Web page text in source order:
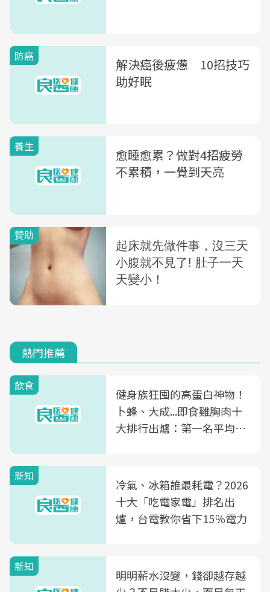
防癌
解決癌後疲憊 10招技巧
助好眠
養生
愈睡愈累？做對4招疲勞
不累積，一覺到天亮
熱門推薦
飲食
健身族狂囤的高蛋白神物！
卜蜂、大成...即食雞胸肉十
大排行出爐：第一名平均一
新知
冷氣、冰箱誰最耗電？2026
十大「吃電家電」排名出
爐，台電教你省下15％電力
新知
明明薪水沒變，錢卻越存越